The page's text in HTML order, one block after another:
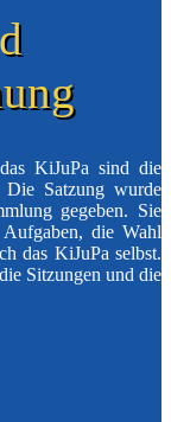
KiJuPa sind die
Die Satzung wurde
gegeben. Sie
die Wahl
das KiJuPa selbst.
Sitzungen und die